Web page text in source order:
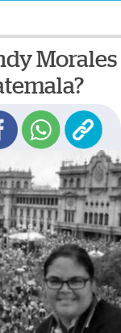
Morales